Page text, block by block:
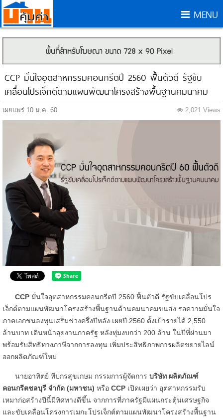
MENU
CCP มั่นใจอุตสาหกรรมคอนกรีตปี 2560 ฟื้นตัวดี รัฐขับ
เคลื่อนโปรเจ็กต์ตามแผนพัฒนาโครงสร้างพื้นฐานคมนาคม
2,021 Views
เผยแพร่ 10 ม.ค. 60
CCP มั่นใจอุตสาหกรรมคอนกรีตปี 2560 ฟื้นตัวดี รัฐขับเคลื่อนโปร
เจ็กต์ตามแผนพัฒนาโครงสร้างพื้นฐานด้านคมนาคมขนส่ง รอความมั่นใจ
ภาคเอกชนลงทุนเสริมช่วงครึ่งปีหลัง เผยปี 2560 ตั้งเป้ารายได้ 2,550
ล้านบาท เดินหน้าลุยงานภาครัฐ หลังทุ่มงบกว่า 200 ล้าน ในปีที่ผ่านมา
พร้อมรับสิทธิทางภาษีจากการลงทุน เพิ่มประสิทธิภาพการผลิตขยายไลน์
ออกผลิตภัณฑ์ใหม่
นายอาทิตย์ ทีปกรสุขเกษม กรรมการผู้จัดการ บริษัท ผลิตภัณฑ์
คอนกรีตชลบุรี จำกัด (มหาชน) หรือ CCP เปิดเผยว่า อุตสาหกรรมรับ
เหมาก่อสร้างปีนี้มีทิศทางดีขึ้น จากการที่ภาครัฐมีแผนกระตุ้นเศรษฐกิจ
และขับเคลื่อนโครงการเมกะโปรเจ็กต์ตามแผนพัฒนาโครงสร้างพื้นฐาน